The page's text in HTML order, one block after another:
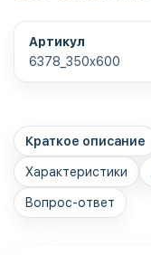
Артикул
6378_350x600
Краткое описание
Характеристики
Вопрос-ответ